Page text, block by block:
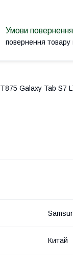
повернення товару
Galaxy Tab S7
Китай